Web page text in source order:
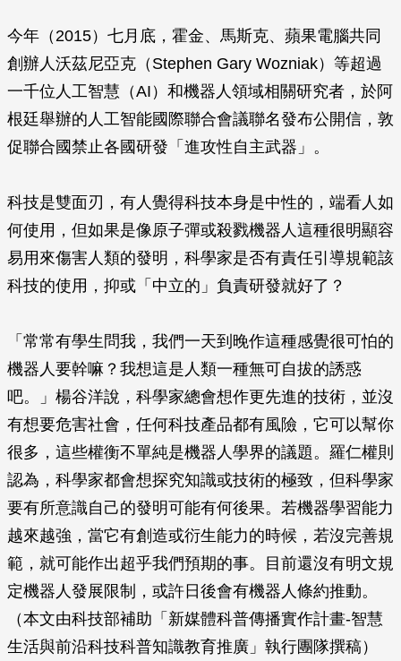
今年（2015）七月底，霍金、馬斯克、蘋果電腦共同
創辦人沃茲尼亞克（Stephen Gary Wozniak）等超過
一千位人工智慧（AI）和機器人領域相關研究者，於阿
根廷舉辦的人工智能國際聯合會議聯名發布公開信，敦
促聯合國禁止各國研發「進攻性自主武器」。
科技是雙面刃，有人覺得科技本身是中性的，端看人如
何使用，但如果是像原子彈或殺戮機器人這種很明顯容
易用來傷害人類的發明，科學家是否有責任引導規範該
科技的使用，抑或「中立的」負責研發就好了？
「常常有學生問我，我們一天到晚作這種感覺很可怕的
機器人要幹嘛？我想這是人類一種無可自拔的誘惑
吧。」楊谷洋說，科學家總會想作更先進的技術，並沒
有想要危害社會，任何科技產品都有風險，它可以幫你
很多，這些權衡不單純是機器人學界的議題。羅仁權則
認為，科學家都會想探究知識或技術的極致，但科學家
要有所意識自己的發明可能有何後果。若機器學習能力
越來越強，當它有創造或衍生能力的時候，若沒完善規
範，就可能作出超乎我們預期的事。目前還沒有明文規
定機器人發展限制，或許日後會有機器人條約推動。
（本文由科技部補助「新媒體科普傳播實作計畫-智慧
生活與前沿科技科普知識教育推廣」執行團隊撰稿）